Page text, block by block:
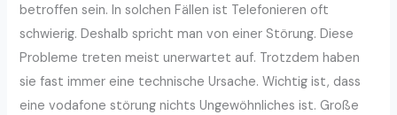
betroffen sein. In solchen Fällen ist Telefonieren oft
schwierig. Deshalb spricht man von einer Störung. Diese
Probleme treten meist unerwartet auf. Trotzdem haben
sie fast immer eine technische Ursache. Wichtig ist, dass
eine vodafone störung nichts Ungewöhnliches ist. Große